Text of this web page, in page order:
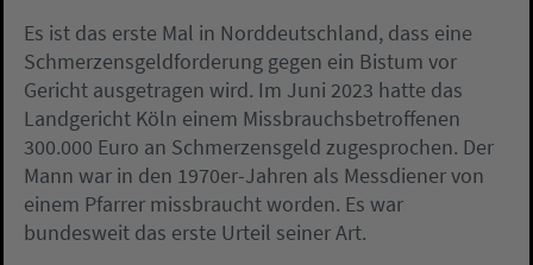
Es ist das erste Mal in Norddeutschland, dass eine
Schmerzensgeldforderung gegen ein Bistum vor
Gericht ausgetragen wird. Im Juni 2023 hatte das
Landgericht Köln einem Missbrauchsbetroffenen
300.000 Euro an Schmerzensgeld zugesprochen. Der
Mann war in den 1970er-Jahren als Messdiener von
einem Pfarrer missbraucht worden. Es war
bundesweit das erste Urteil seiner Art.